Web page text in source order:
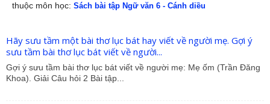
thuộc môn học: Sách bài tập Ngữ văn 6 - Cánh diều
Hãy sưu tầm một bài thơ lục bát hay viết về người mẹ. Gợi ý
sưu tầm bài thơ lục bát viết về người...
Gợi ý sưu tầm bài thơ lục bát viết về người mẹ: Mẹ ốm (Trần Đăng
Khoa). Giải Câu hỏi 2 Bài tập...